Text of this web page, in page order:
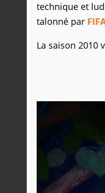
technique et
talonné par
La saison 2010